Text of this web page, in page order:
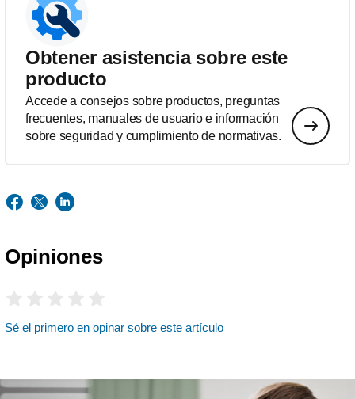
Obtener asistencia sobre este
producto
Accede a consejos sobre productos, preguntas
frecuentes, manuales de usuario e información
sobre seguridad y cumplimiento de normativas.
Opiniones
Sé el primero en opinar sobre este artículo